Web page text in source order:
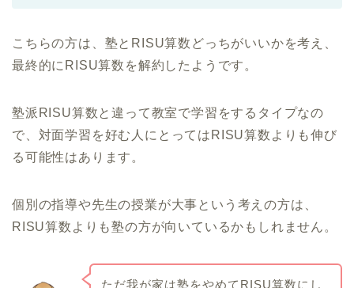
こちらの方は、塾とRISU算数どっちがいいかを考え、
最終的にRISU算数を解約したようです。
塾派RISU算数と違って教室で学習をするタイプなの
で、対面学習を好む人にとってはRISU算数よりも伸び
る可能性はあります。
個別の指導や先生の授業が大事という考えの方は、
RISU算数よりも塾の方が向いているかもしれません。
ただ我が家は塾をやめてRISU算数にし